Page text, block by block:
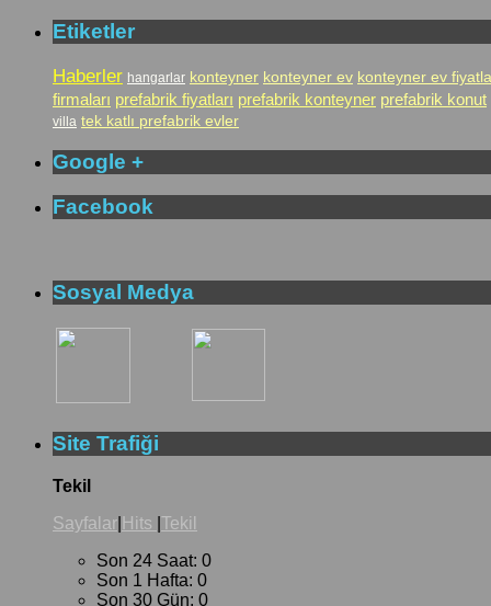
Etiketler
Haberler hangarlar konteyner konteyner ev konteyner ev
firmaları prefabrik fiyatları prefabrik konteyner prefabrik konut
villa tek katlı prefabrik evler
Google +
Facebook
Sosyal Medya
Site Trafiği
Tekil
Sayfalar Hits Tekil
Son 24 Saat: 0
Son 1 Hafta: 0
Son 30 Gün: 0